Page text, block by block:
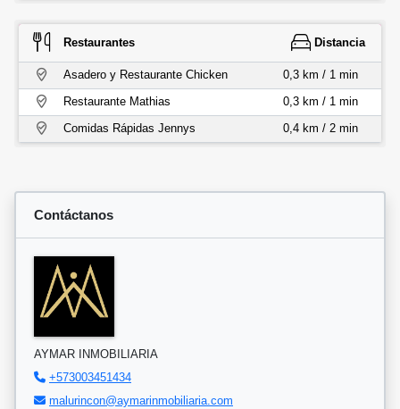
Restaurantes Distancia
Asadero y Restaurante Chicken
0,3 km / 1 min
Restaurante Mathias
0,3 km / 1 min
Comidas Rápidas Jennys
0,4 km / 2 min
Contáctanos
AYMAR INMOBILIARIA
+573003451434
malurincon@aymarinmobiliaria.com